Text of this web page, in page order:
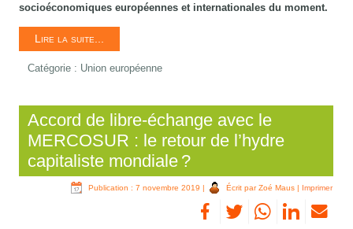
socioéconomiques européennes et internationales du moment.
Lire la suite...
Catégorie : Union européenne
Accord de libre-échange avec le
MERCOSUR : le retour de l’hydre
capitaliste mondiale ?
Publication : 7 novembre 2019 | Écrit par Zoé Maus | Imprimer